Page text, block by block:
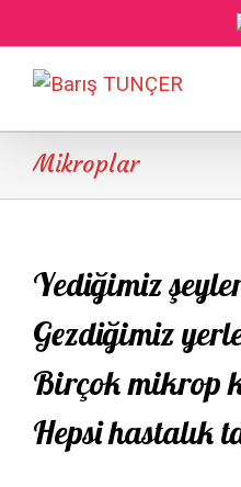
Mikroplar
Yediğimiz
Gezdiğimiz
Birçok mikrop
Hepsi hastalık